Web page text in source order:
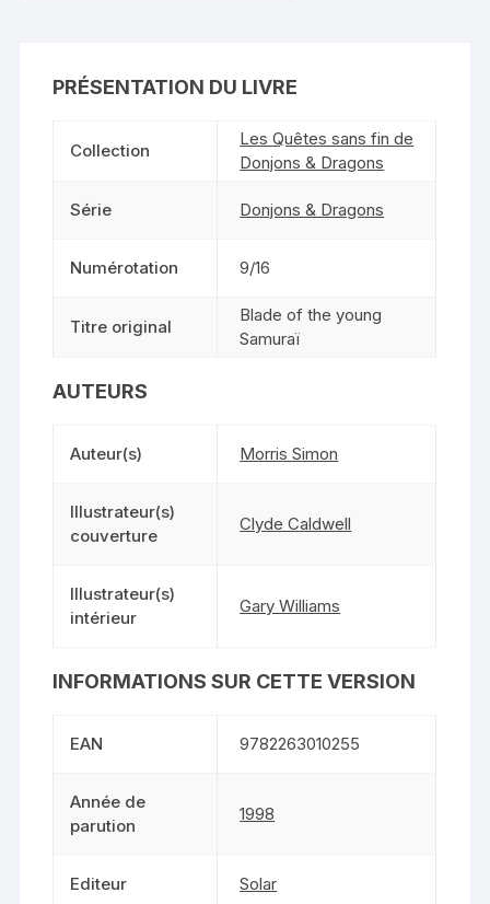
PRÉSENTATION DU LIVRE
Collection
Les Quêtes sans fin de
Donjons & Dragons
Série Donjons & Dragons
Numérotation 9/16
Titre original
Blade of the young
Samuraï
AUTEURS
Auteur(s) Morris Simon
Illustrateur(s)
couverture
Clyde Caldwell
Illustrateur(s)
intérieur
Gary Williams
INFORMATIONS SUR CETTE VERSION
EAN 9782263010255
Année de
parution
1998
Editeur Solar